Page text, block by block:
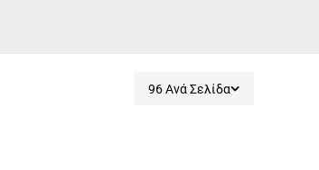
96 Ανά Σελίδα